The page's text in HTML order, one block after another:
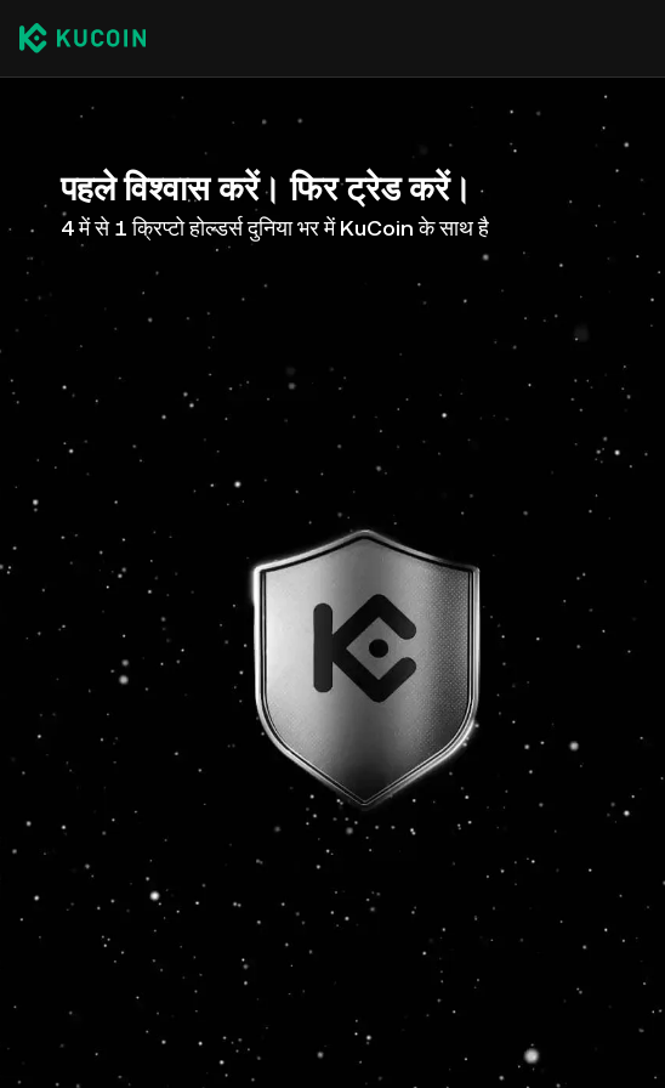
पहले विश्वास करें। फिर ट्रेड करें।
4 में से 1 क्रिप्टो होल्डर्स दुनिया भर में KuCoin के साथ है